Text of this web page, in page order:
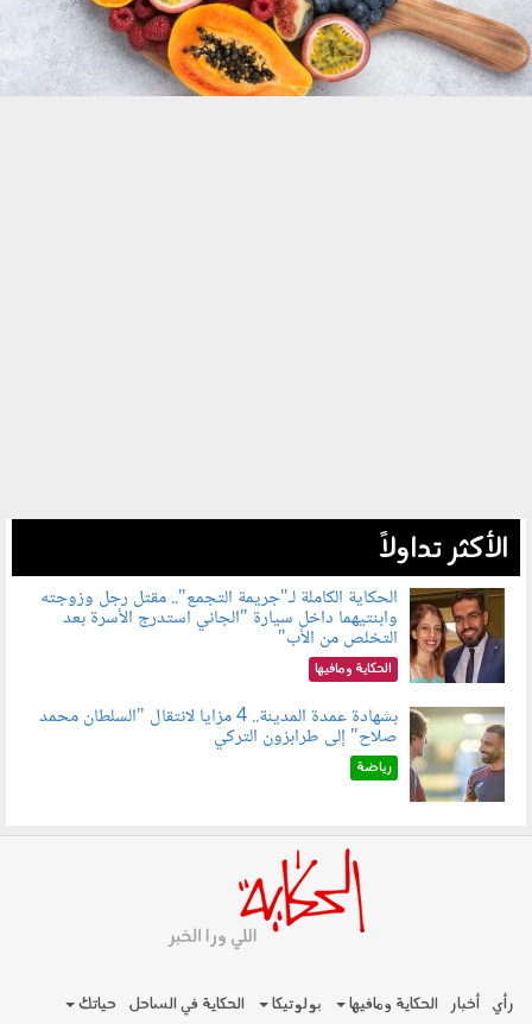
الأكثر تداولاً
100801.jpg
الحكاية الكاملة لـ"جريمة التجمع".. مقتل رجل وزوجته
وابنتيهما داخل سيارة "الجاني استدرج الأسرة بعد
التخلص من الأب"
الحكاية ومافيها
100803.jpg
بشهادة عمدة المدينة.. 4 مزايا لانتقال "السلطان محمد
صلاح" إلى طرابزون التركي
رياضة
رأي أخبار الحكاية ومافيها بولوتيكا الحكاية في الساحل حياتك